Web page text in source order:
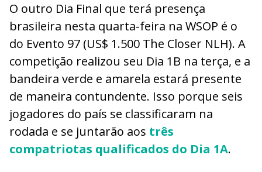
O outro Dia Final que terá presença
brasileira nesta quarta-feira na WSOP é o
do Evento 97 (US$ 1.500 The Closer NLH). A
competição realizou seu Dia 1B na terça, e a
bandeira verde e amarela estará presente
de maneira contundente. Isso porque seis
jogadores do país se classificaram na
rodada e se juntarão aos três
compatriotas qualificados do Dia 1A.